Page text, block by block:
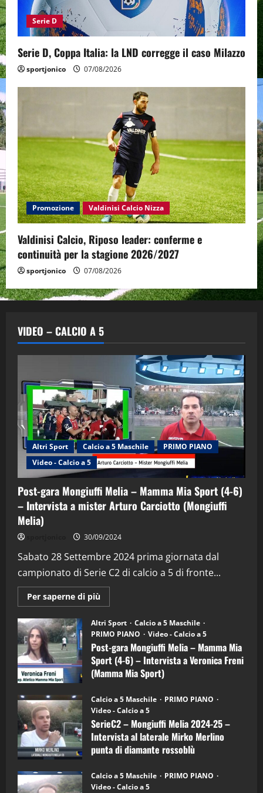
Serie D
Serie D, Coppa Italia: la LND corregge il caso Milazzo
sportjonico 07/08/2026
Promozione Valdinisi Calcio Nizza
Valdinisi Calcio, Riposo leader: conferme e
continuità per la stagione 2026/2027
sportjonico 07/08/2026
VIDEO – CALCIO A 5
Altri Sport Calcio a 5 Maschile
PRIMO PIANO
Video - Calcio a 5
Post-gara Mongiuffi Melia – Mamma Mia Sport (4-6)
– Intervista a mister Arturo Carciotto (Mongiuffi
Melia)
30/09/2024
Sabato 28 Settembre 2024 prima giornata dal
campionato di Serie C2 di calcio a 5 di fronte...
Per saperne di più
informazioni
Post-
gara
Mongiuffi
Melia
–
Mamma
Mia
Sport
6)
–
Intervista
a
mister
Arturo
Carciotto
(Mongiuffi
Altri Sport
Calcio a 5 Maschile
PRIMO PIANO
Video - Calcio a 5
Post-gara Mongiuffi Melia – Mamma Mia
Sport (4-6) – Intervista a Veronica Freni
(Mamma Mia Sport)
Calcio a 5 Maschile
PRIMO PIANO
Video - Calcio a 5
SerieC2 – Mongiuffi Melia 2024-25 –
Intervista al laterale Mirko Merlino
punta di diamante rossoblù
Calcio a 5 Maschile
PRIMO PIANO
Video - Calcio a 5
2
“SportEmpire” in Podcast: 29^ Puntata
(Martedi 28 Aprile 2026)
28/04/2026
3
"SportEmpire" in Podcast
“SportEmpire” in Podcast: 28^ Puntata
(Martedi 21 Aprile 2026)
21/04/2026
4
“SportEmpire” in Podcast: 27^ Puntata
(Martedi 14 Aprile 2026)
15/04/2026
“SportEmpire” in Podcast: 26^ Puntata
(Martedi 07 Aprile 2026)